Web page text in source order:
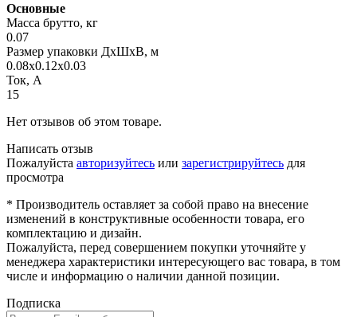
Основные
Масса брутто, кг
0.07
Размер упаковки ДхШхВ, м
0.08x0.12x0.03
Ток, А
15
Нет отзывов об этом товаре.
Написать отзыв
Пожалуйста авторизуйтесь или зарегистрируйтесь для
просмотра
* Производитель оставляет за собой право на внесение
изменений в конструктивные особенности товара, его
комплектацию и дизайн.
Пожалуйста, перед совершением покупки уточняйте у
менеджера характеристики интересующего вас товара, в том
числе и информацию о наличии данной позиции.
Подписка